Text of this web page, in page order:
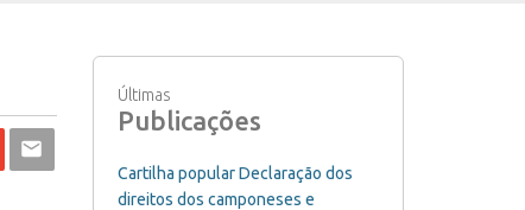
Últimas
Publicações
Cartilha popular Declaração dos
direitos dos camponeses e